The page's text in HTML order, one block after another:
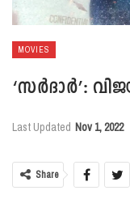
MOVIES
‘സര്‍ദാര്‍’:
Last Updated Nov 1, 2022
Share